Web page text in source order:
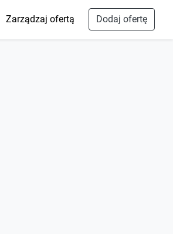
Zarządzaj ofertą Dodaj ofertę